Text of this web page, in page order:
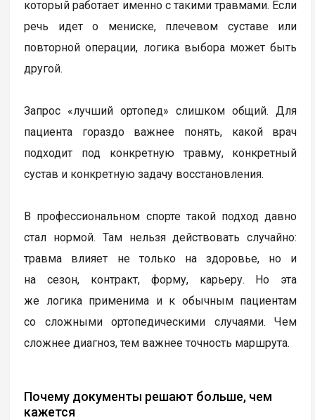
который работает именно с такими травмами. Если
речь идет о мениске, плечевом суставе или
повторной операции, логика выбора может быть
другой.
Запрос «лучший ортопед» слишком общий. Для
пациента гораздо важнее понять, какой врач
подходит под конкретную травму, конкретный
сустав и конкретную задачу восстановления.
В профессиональном спорте такой подход давно
стал нормой. Там нельзя действовать случайно:
травма влияет не только на здоровье, но и
на сезон, контракт, форму, карьеру. Но эта
же логика применима и к обычным пациентам
со сложными ортопедическими случаями. Чем
сложнее диагноз, тем важнее точность маршрута.
Почему документы решают больше, чем
кажется